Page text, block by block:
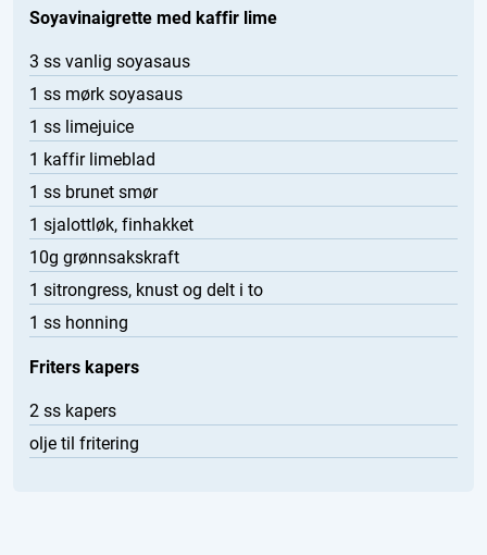
Soyavinaigrette med kaffir lime
3 ss vanlig soyasaus
1 ss mørk soyasaus
1 ss limejuice
1 kaffir limeblad
1 ss brunet smør
1 sjalottløk, finhakket
10g grønnsakskraft
1 sitrongress, knust og delt i to
1 ss honning
Friters kapers
2 ss kapers
olje til fritering